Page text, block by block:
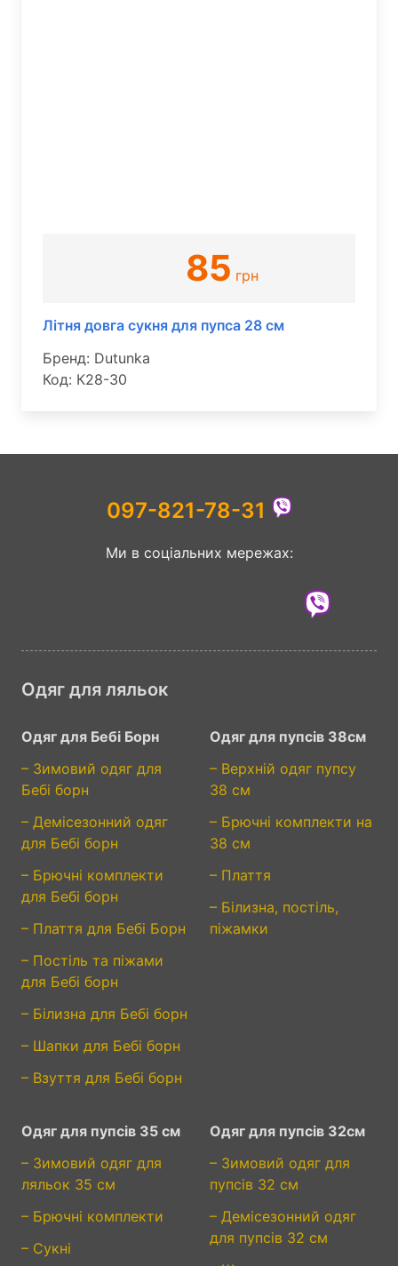
85 грн
Літня довга сукня для пупса 28 см
Бренд: Dutunka
Код: К28-30
097-821-78-31
Ми в соціальних мережах:
Одяг для ляльок
Одяг для Бебі Борн
– Зимовий одяг для
Бебі борн
– Демісезонний одяг
для Бебі борн
– Брючні комплекти
для Бебі борн
– Плаття для Бебі Борн
– Постіль та піжами
для Бебі борн
– Білизна для Бебі борн
– Шапки для Бебі борн
– Взуття для Бебі борн
Одяг для пупсів 38см
– Верхній одяг пупсу
38 см
– Брючні комплекти на
38 см
– Плаття
– Білизна, постіль,
піжамки
Одяг для пупсів 35 см
– Зимовий одяг для
ляльок 35 см
– Брючні комплекти
– Сукні
Одяг для пупсів 32см
– Зимовий одяг для
пупсів 32 см
– Демісезонний одяг
для пупсів 32 см